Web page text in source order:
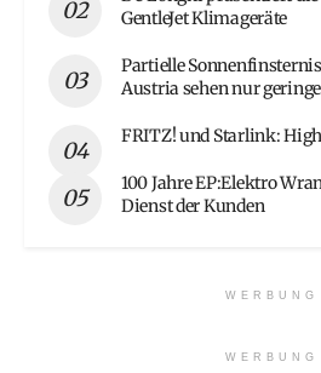
GentleJet Klimageräte
Partielle
Austria sehen nur
FRITZ! und Starlink:
100 Jahre EP:Elektro
Dienst der Kunden
WERBUNG
WERBUNG